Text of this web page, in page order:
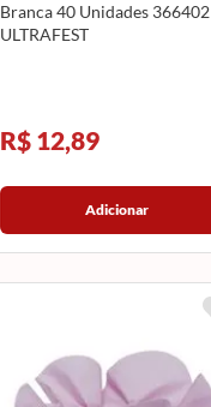
Branca 40 Unidades 366402
ULTRAFEST
R$ 12,89
Adicionar